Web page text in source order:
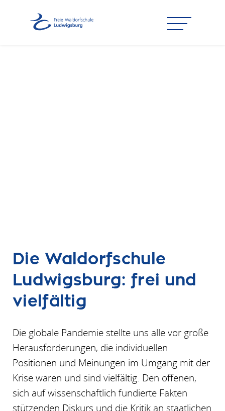
Die Waldorfschule
Ludwigsburg: frei und
vielfältig
Die globale Pandemie stellte uns alle vor große
Herausforderungen, die individuellen
Positionen und Meinungen im Umgang mit der
Krise waren und sind vielfältig. Den offenen,
sich auf wissenschaftlich fundierte Fakten
stützenden Diskurs und die Kritik an staatlichen